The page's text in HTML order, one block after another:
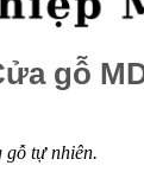
gỗ
gỗ tự nhiên.